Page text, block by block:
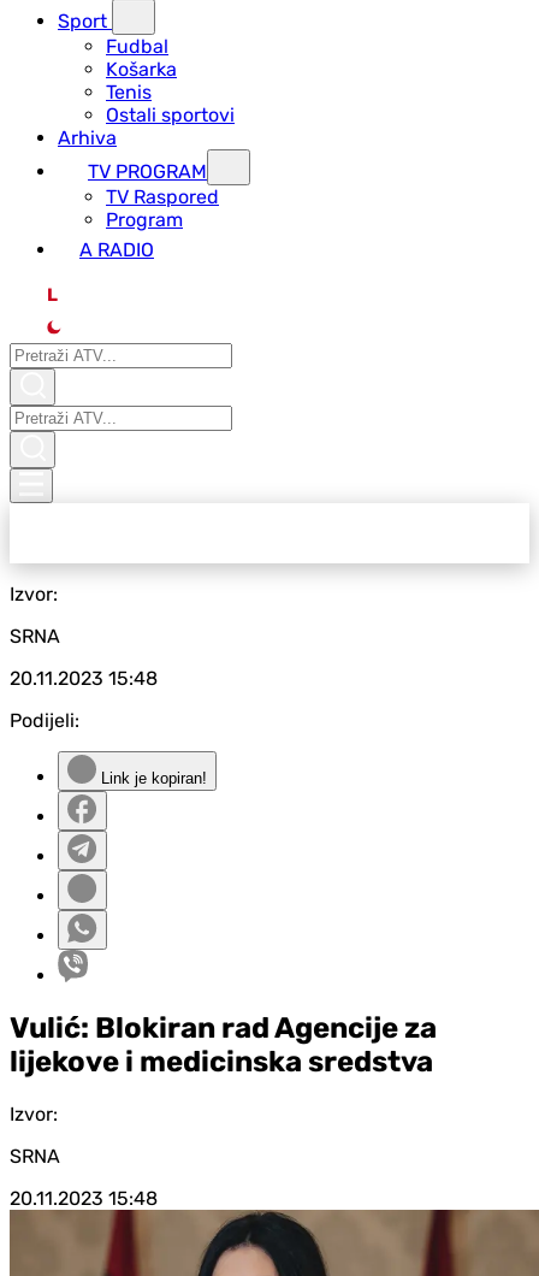
Sport
Fudbal
Košarka
Tenis
Ostali sportovi
Arhiva
TV PROGRAM
ТV Raspored
Program
A RADIO
L
Izvor:
SRNA
20.11.2023 15:48
Podijeli:
Link je kopiran!
Vulić: Blokiran rad Agencije za
lijekove i medicinska sredstva
Izvor:
SRNA
20.11.2023 15:48